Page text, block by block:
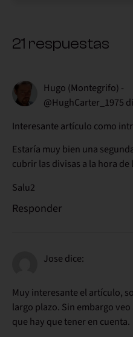
21 respuestas
Hugo (Montegrifo) -
@HughCarter_1975
Interesante artículo como
Estaría muy bien una
cubrir las divisas a la hora de
Salu2
Responder
Jose dice:
Muy interesante el artículo,
largo plazo. Sin embargo
que hay que tener en cuenta.